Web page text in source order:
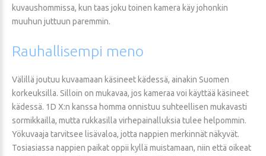
kuvaushommissa, kun taas joku toinen kamera käy johonkin
muuhun juttuun paremmin.
Rauhallisempi meno
Välillä joutuu kuvaamaan käsineet kädessä, ainakin Suomen
korkeuksilla. Silloin on mukavaa, jos kameraa voi käyttää käsineet
kädessä. 1D X:n kanssa homma onnistuu suhteellisen mukavasti
sormikkailla, mutta rukkasilla virhepainalluksia tulee helpommin.
Yökuvaaja tarvitsee lisävaloa, jotta nappien merkinnät näkyvät.
Tosiasiassa nappien paikat oppii kyllä muistamaan, niin että oikeat